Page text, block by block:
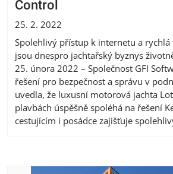
Control
25. 2. 2022
Spolehlivý přístup k internetu a
jsou dnespro jachtařský byznys
25. února 2022 – Společnost GFI
řešení pro bezpečnost a správu v
uvedla, že luxusní motorová jachta
plavbách úspěšně spoléhá na řešení
cestujícím i posádce zajišťuje